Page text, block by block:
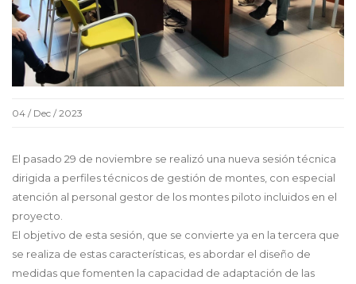
04 / Dec / 2023
El pasado 29 de noviembre se realizó una nueva sesión técnica
dirigida a perfiles técnicos de gestión de montes, con especial
atención al personal gestor de los montes piloto incluidos en el
proyecto.
El objetivo de esta sesión, que se convierte ya en la tercera que
se realiza de estas características, es abordar el diseño de
medidas que fomenten la capacidad de adaptación de las